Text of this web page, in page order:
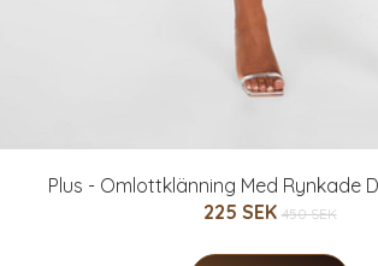
Plus - Omlottklänning Med Rynkade
225 SEK 450 SEK